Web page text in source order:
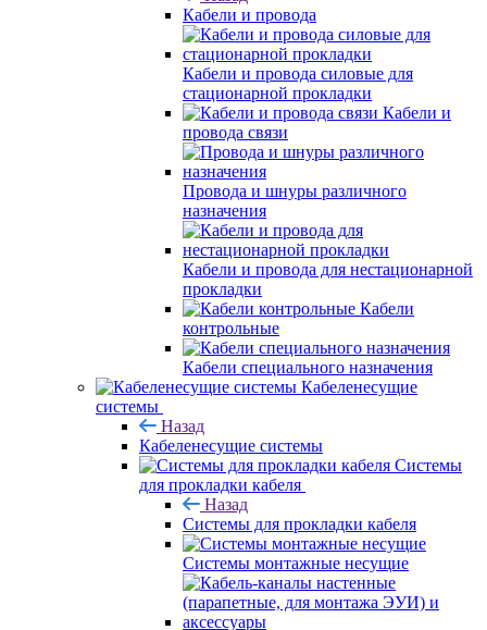
Кабели и провода
Кабели и провода силовые для
стационарной прокладки
Кабели и
провода связи
Провода и шнуры различного
назначения
Кабели и провода для нестационарной
прокладки
Кабели
контрольные
Кабели специального назначения
Кабеленесущие
системы
Назад
Кабеленесущие системы
Системы
для прокладки кабеля
Назад
Системы для прокладки кабеля
Системы монтажные несущие